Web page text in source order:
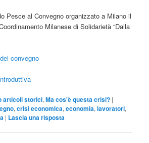
Pesce al Convegno organizzato a Milano il
Milanese di Solidarietà “Dalla
convegno
articoli storici,Ma cos'è questa crisi? |
,crisi economica,economia,lavoratori,
| Lascia una risposta